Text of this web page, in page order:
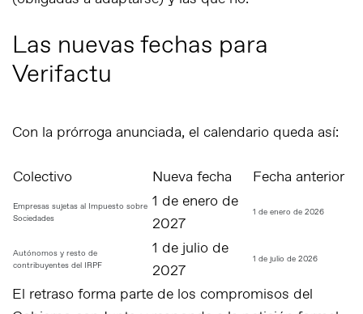
Las nuevas fechas para
Verifactu
Con la prórroga anunciada, el calendario queda así:
Colectivo Nueva fecha Fecha anterior
Empresas sujetas al Impuesto sobre
Sociedades
1 de enero de
2027
1 de enero de 2026
Autónomos y resto de
contribuyentes del IRPF
1 de julio de
2027
1 de julio de 2026
El retraso forma parte de los compromisos del